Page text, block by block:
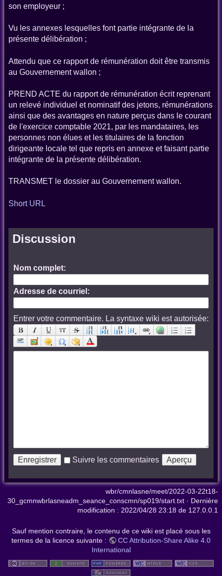
son employeur ;
Vu les annexes lesquelles font partie intégrante de la
présente délibération ;
Attendu que ce rapport de rémunération doit être transmis
au Gouvernement wallon ;
PREND ACTE du rapport de rémunération écrit reprenant
un relevé individuel et nominatif des jetons, rémunérations
ainsi que des avantages en nature perçus dans le courant
de l'exercice comptable 2021, par les mandataires, les
personnes non élues et les titulaires de la fonction
dirigeante locale tel que repris en annexe et faisant partie
intégrante de la présente délibération.
TRANSMET le dossier au Gouvernement wallon.
Short URL
Discussion
Nom complet:
Adresse de courriel:
Entrer votre commentaire. La syntaxe wiki est autorisée:
Suivre les commentaires
wbr/cmnlasne/meet/2022-03-22t18-
30_gcmnwbrlasneadm_seance_conscmn/sp019/start.txt · Dernière
modification : 2022/04/28 23:18 de 127.0.0.1
Sauf mention contraire, le contenu de ce wiki est placé sous les
termes de la licence suivante :
CC Attribution-Share Alike 4.0
International